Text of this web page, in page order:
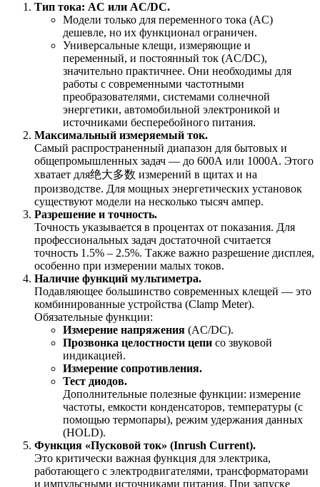
Тип тока: AC или AC/DC.
Модели только для переменного тока (AC)
дешевле, но их функционал ограничен.
Универсальные клещи, измеряющие и
переменный, и постоянный ток (AC/DC),
значительно практичнее. Они необходимы для
работы с современными частотными
преобразователями, системами солнечной
энергетики, автомобильной электроникой и
источниками бесперебойного питания.
Максимальный измеряемый ток.
Самый распространенный диапазон для бытовых и
общепромышленных задач — до 600А или 1000А. Этого
хватает для绝大多数 измерений в щитах и на
производстве. Для мощных энергетических установок
существуют модели на несколько тысяч ампер.
Разрешение и точность.
Точность указывается в процентах от показания. Для
профессиональных задач достаточной считается
точность 1.5% – 2.5%. Также важно разрешение дисплея,
особенно при измерении малых токов.
Наличие функций мультиметра.
Подавляющее большинство современных клещей — это
комбинированные устройства (Clamp Meter).
Обязательные функции:
Измерение напряжения (AC/DC).
Прозвонка целостности цепи со звуковой
индикацией.
Измерение сопротивления.
Тест диодов.
Дополнительные полезные функции: измерение
частоты, емкости конденсаторов, температуры (с
помощью термопары), режим удержания данных
(HOLD).
Функция «Пусковой ток» (Inrush Current).
Это критически важная функция для электрика,
работающего с электродвигателями, трансформаторами
и импульсными источниками питания. При запуске